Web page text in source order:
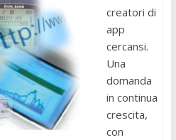
creatori di
app
cercansi.
Una
domanda
in continua
crescita,
con